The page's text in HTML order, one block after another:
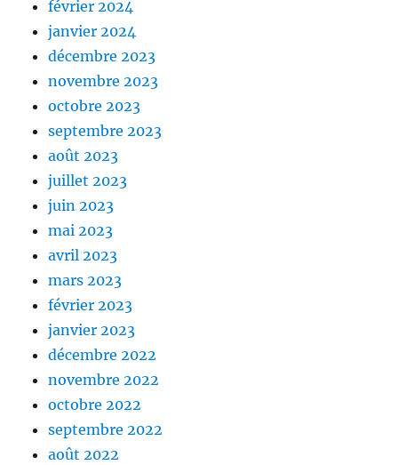
février 2024
janvier 2024
décembre 2023
novembre 2023
octobre 2023
septembre 2023
août 2023
juillet 2023
juin 2023
mai 2023
avril 2023
mars 2023
février 2023
janvier 2023
décembre 2022
novembre 2022
octobre 2022
septembre 2022
août 2022